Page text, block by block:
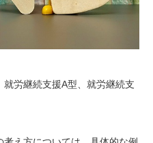
労継続支援A型、就労継続支